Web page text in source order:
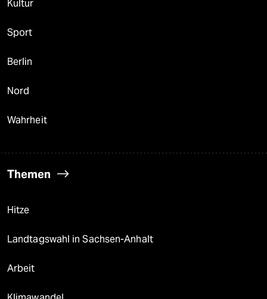
Kultur
Sport
Berlin
Nord
Wahrheit
Themen
Hitze
Landtagswahl in Sachsen-Anhalt
Arbeit